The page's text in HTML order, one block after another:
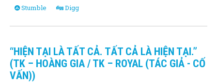
Stumble
Digg
“HIỆN TẠI LÀ TẤT CẢ. TẤT CẢ LÀ HIỆN TẠI.”
(TK – HOÀNG GIA / TK – ROYAL (TÁC GIẢ - CỐ
VẤN))